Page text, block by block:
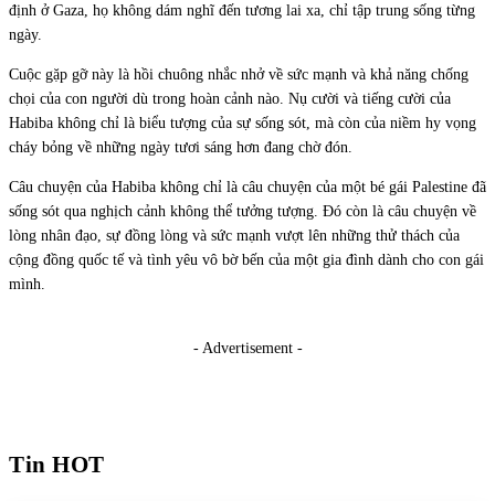
Tin HOT
định ở Gaza, họ không dám nghĩ đến tương lai xa, chỉ tập trung sống từng
ngày.
Cuộc gặp gỡ này là hồi chuông nhắc nhở về sức mạnh và khả năng chống
chọi của con người dù trong hoàn cảnh nào. Nụ cười và tiếng cười của
Habiba không chỉ là biểu tượng của sự sống sót, mà còn của niềm hy vọng
cháy bỏng về những ngày tươi sáng hơn đang chờ đón.
Câu chuyện của Habiba không chỉ là câu chuyện của một bé gái Palestine đã
sống sót qua nghịch cảnh không thể tưởng tượng. Đó còn là câu chuyện về
lòng nhân đạo, sự đồng lòng và sức mạnh vượt lên những thử thách của
cộng đồng quốc tế và tình yêu vô bờ bến của một gia đình dành cho con gái
mình.
- Advertisement -